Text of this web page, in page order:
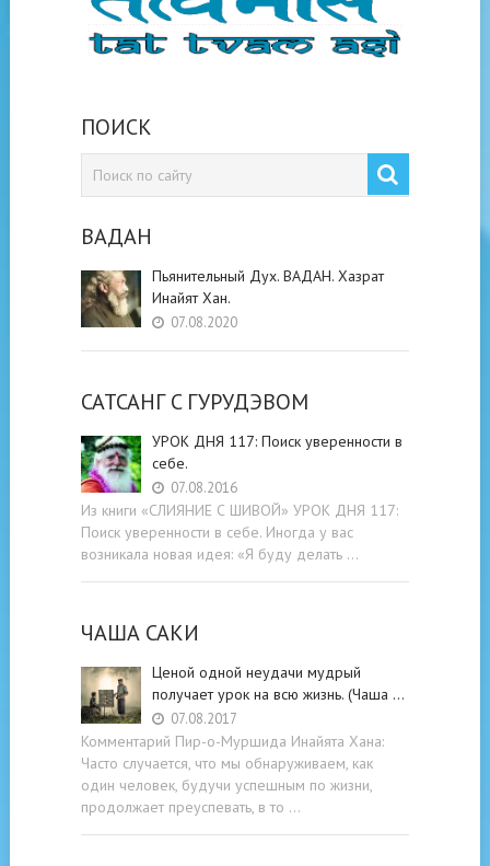
ПОИСК
ВАДАН
Пьянительный Дух. ВАДАН. Хазрат
Инайят Хан.
07.08.2020
САТСАНГ C ГУРУДЭВОМ
УРОК ДНЯ 117: Поиск уверенности в
себе.
07.08.2016
Из книги «СЛИЯНИЕ С ШИВОЙ» УРОК ДНЯ 117:
Поиск уверенности в себе. Иногда у вас
возникала новая идея: «Я буду делать …
ЧАША САКИ
Ценой одной неудачи мудрый
получает урок на всю жизнь. (Чаша …
07.08.2017
Комментарий Пир-о-Муршида Инайята Хана:
Часто случается, что мы обнаруживаем, как
один человек, будучи успешным по жизни,
продолжает преуспевать, в то …